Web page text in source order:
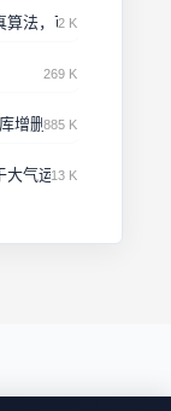
法，可以用于初学者
2 K
269 K
增删查改。
885 K
大气运动的非线性现象
13 K